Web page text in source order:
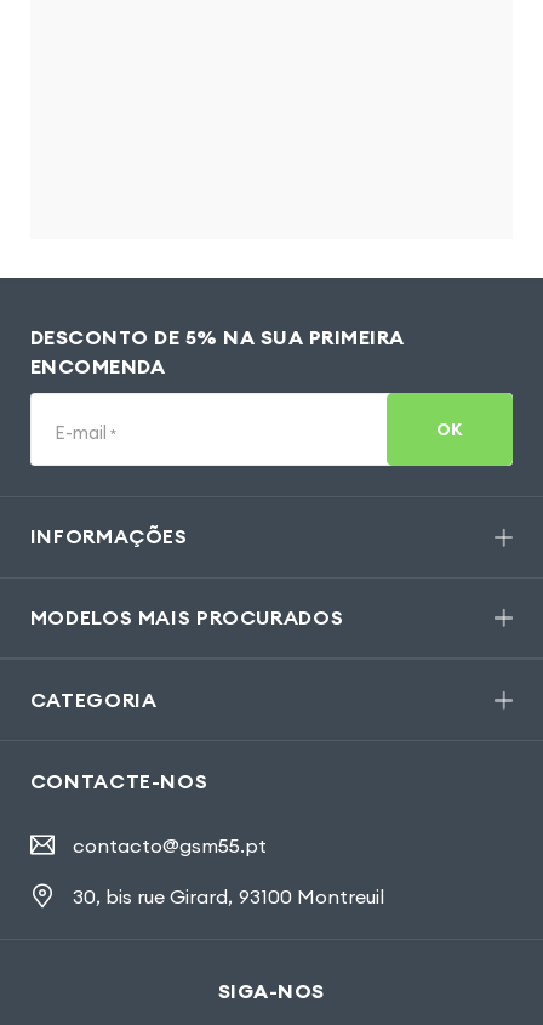
DESCONTO DE 5% NA SUA PRIMEIRA
ENCOMENDA
E-mail * OK
INFORMAÇÕES
MODELOS MAIS PROCURADOS
CATEGORIA
CONTACTE-NOS
contacto@gsm55.pt
30, bis rue Girard, 93100 Montreuil
SIGA-NOS